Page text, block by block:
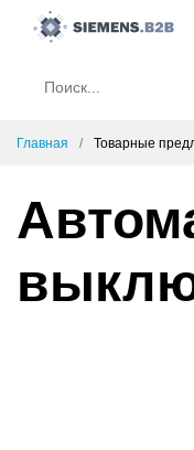
Главная Товарные